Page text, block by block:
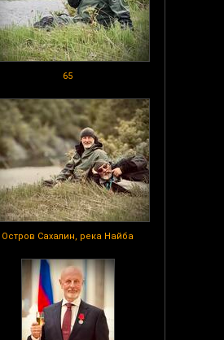
65
Остров Сахалин, река Найба